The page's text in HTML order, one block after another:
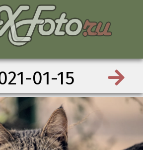
01-15